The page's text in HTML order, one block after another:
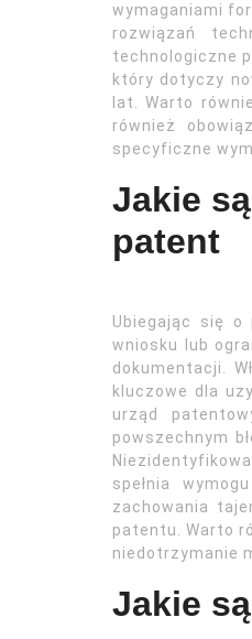
wymaganiami
rozwiązań
technologiczne
który dotyczy
lat. Warto
również
specyficzne
Jakie
patent
Ubiegając się o
wniosku lub
dokumentacji.
kluczowe dla
urząd
powszechnym
spełnia
zachowania
patentu. Warto
niedotrzymanie
Jakie